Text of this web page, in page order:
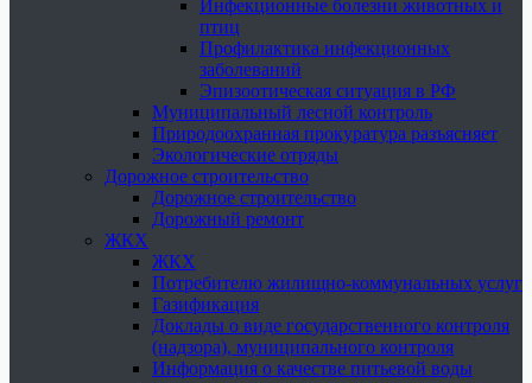
Инфекционные болезни животных и
птиц
Профилактика инфекционных
заболеваний
Эпизоотическая ситуация в РФ
Муниципальный лесной контроль
Природоохранная прокуратура разъясняет
Экологические отряды
Дорожное строительство
Дорожное строительство
Дорожный ремонт
ЖКХ
ЖКХ
Потребителю жилищно-коммунальных услуг
Газификация
Доклады о виде государственного контроля
(надзора), муниципального контроля
Информация о качестве питьевой воды